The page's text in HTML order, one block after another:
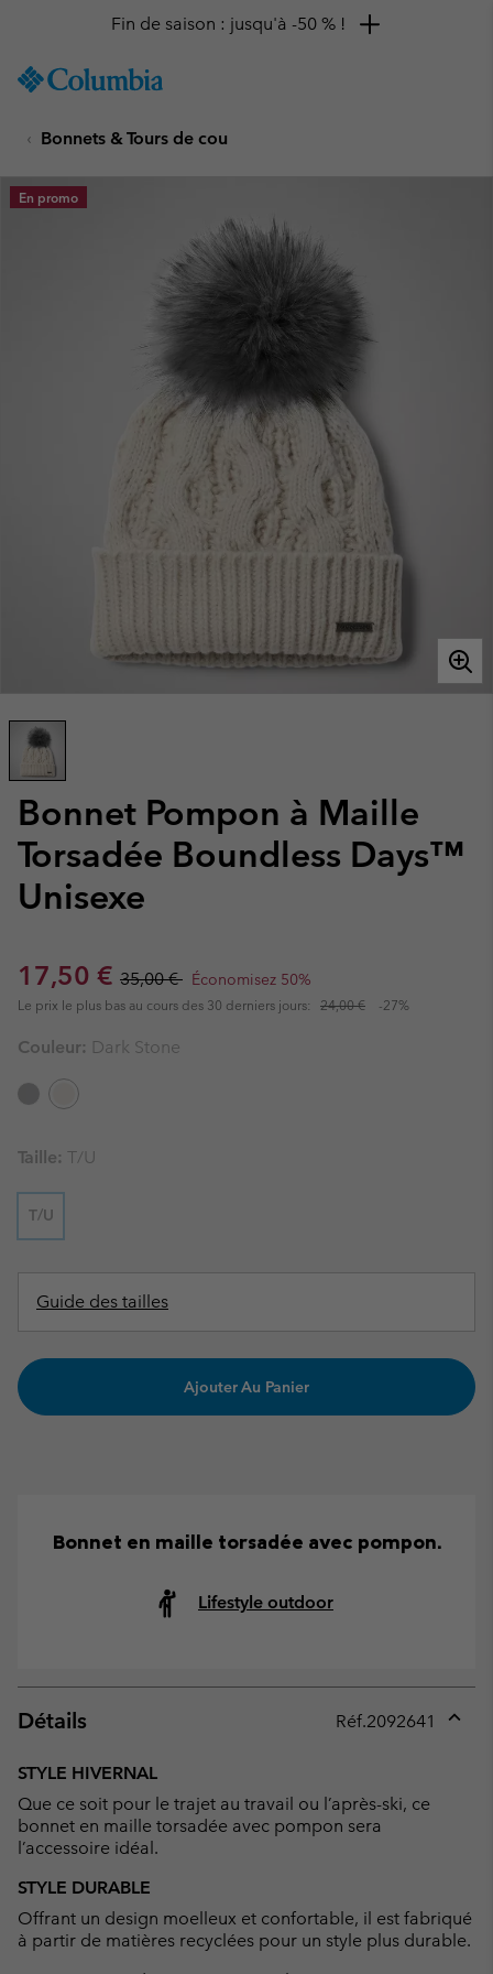
TO
SKIP
MAIN
NAV
Fin de saison : jusqu'à -50 % !
Bonnets & Tours de cou
Bonnet Pompon à Maille
Torsadée Boundless Days™
Unisexe
Sale price:
17,50 € Regular price:
35,00 € Économisez 50%
Le prix le plus bas au cours des 30 derniers jours: 24,00 € -27%
En promo
Couleur: Dark Stone
Taille: T/U
T/U
Guide des tailles
Ajouter Au Panier
Bonnet en maille torsadée avec pompon.
Lifestyle outdoor
Détails Réf.2092641
STYLE HIVERNAL
Que ce soit pour le trajet au travail ou l’après-ski, ce
bonnet en maille torsadée avec pompon sera
l’accessoire idéal.
STYLE DURABLE
Offrant un design moelleux et confortable, il est fabriqué
à partir de matières recyclées pour un style plus durable.